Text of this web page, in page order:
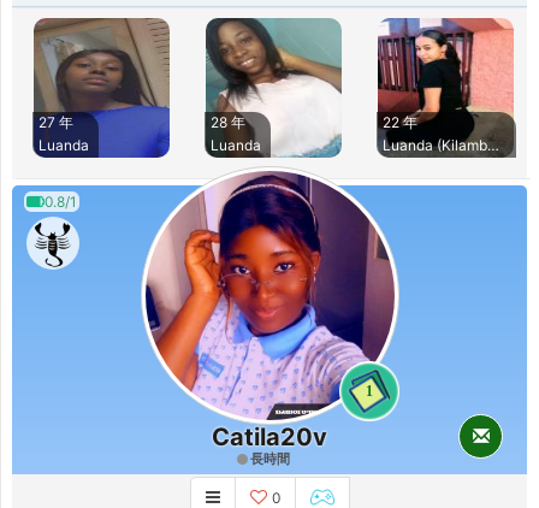
27 年
Luanda
28 年
Luanda
22 年
Luanda (Kilamba Ki
0.8/1
1
Catila20v
長時間
0